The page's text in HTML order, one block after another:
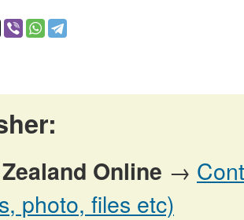
Online →
photo, files etc)